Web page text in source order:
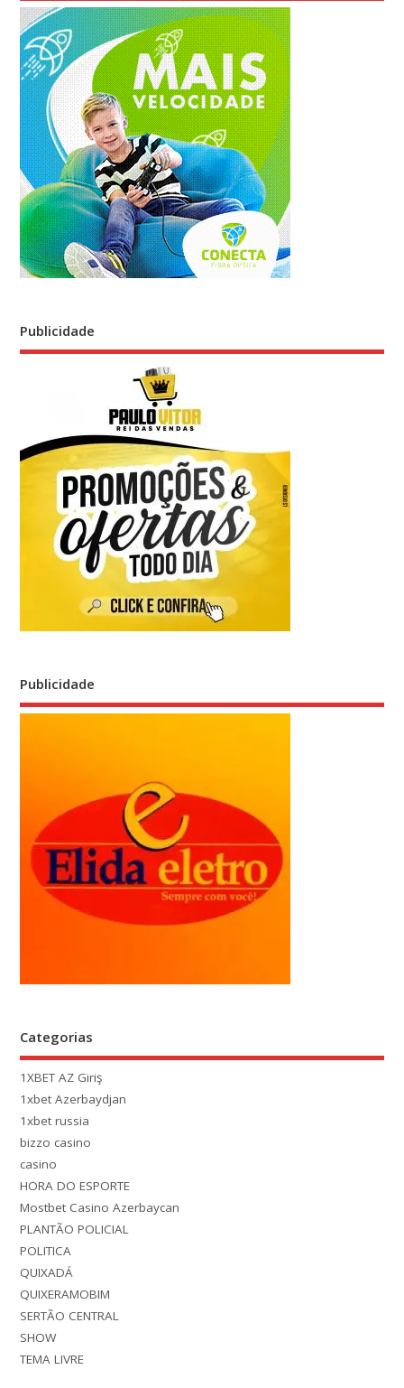
Publicidade
Publicidade
Categorias
1XBET AZ Giriş
1xbet Azerbaydjan
1xbet russia
bizzo casino
casino
HORA DO ESPORTE
Mostbet Casino Azerbaycan
PLANTÃO POLICIAL
POLITICA
QUIXADÁ
QUIXERAMOBIM
SERTÃO CENTRAL
SHOW
TEMA LIVRE